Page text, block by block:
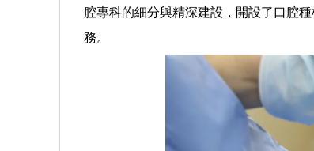
腔專科的細分與精深建設，開設了口腔
務。